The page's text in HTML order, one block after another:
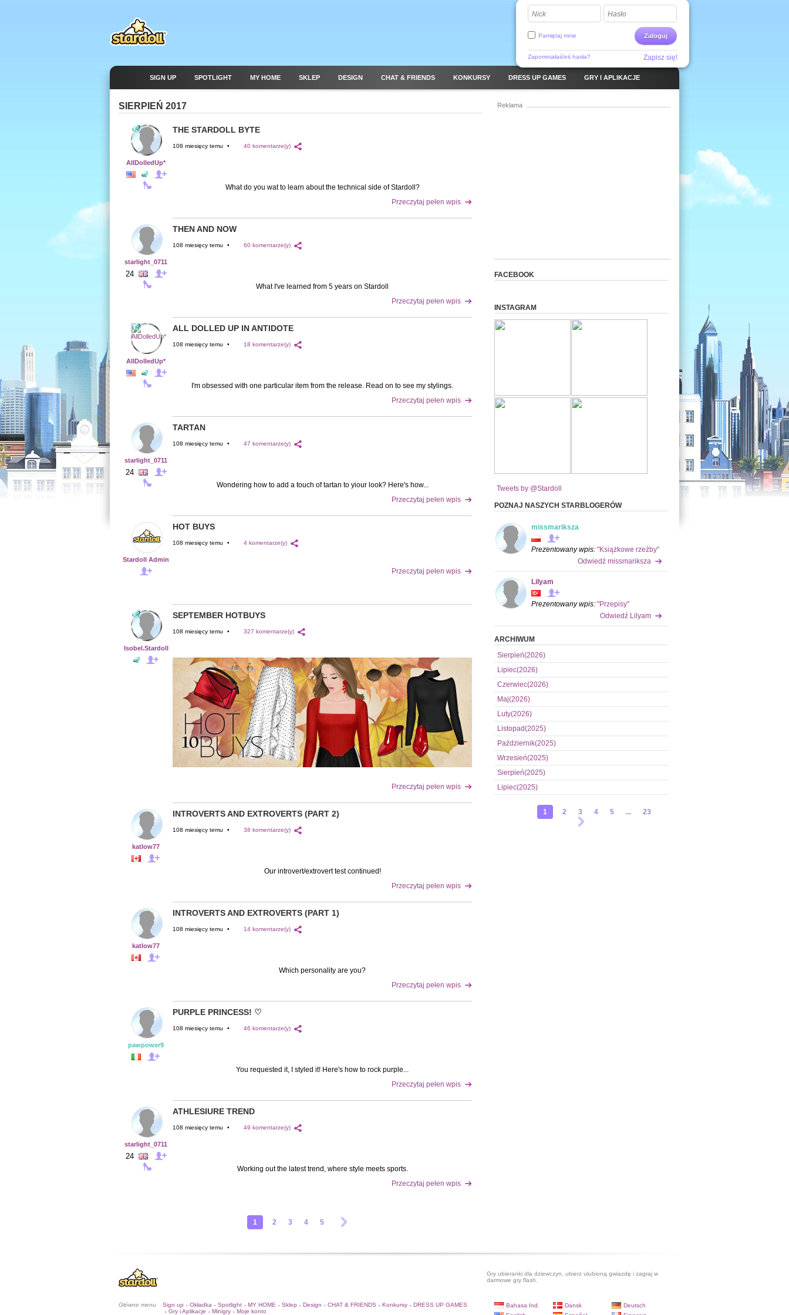
Nick Hasło
Zaloguj
Pamiętaj mnie
Zapomniałaś/eś hasła? Zapisz się!
SIGN UP SPOTLIGHT MY HOME SKLEP DESIGN CHAT & FRIENDS KONKURSY DRESS UP GAMES GRY I APLIKACJE
SIERPIEŃ 2017
AllDolledUp*
THE STARDOLL BYTE
108 miesięcy temu • 40 komentarze(y)
What do you wat to learn about the technical side of Stardoll?
Przeczytaj pełen wpis
starlight_0711
24
THEN AND NOW
108 miesięcy temu • 60 komentarze(y)
What I've learned from 5 years on Stardoll
Przeczytaj pełen wpis
AllDolledUp*
ALL DOLLED UP IN ANTIDOTE
108 miesięcy temu • 18 komentarze(y)
I'm obsessed with one particular item from the release. Read on to see my stylings.
Przeczytaj pełen wpis
starlight_0711
24
TARTAN
108 miesięcy temu • 47 komentarze(y)
Wondering how to add a touch of tartan to yiour look? Here's how...
Przeczytaj pełen wpis
Stardoll Admin
HOT BUYS
108 miesięcy temu • 4 komentarze(y)
Przeczytaj pełen wpis
Isobel.Stardoll
SEPTEMBER HOTBUYS
108 miesięcy temu • 327 komentarze(y)
Przeczytaj pełen wpis
katlow77
INTROVERTS AND EXTROVERTS (PART 2)
108 miesięcy temu • 38 komentarze(y)
Our introvert/extrovert test continued!
Przeczytaj pełen wpis
katlow77
INTROVERTS AND EXTROVERTS (PART 1)
108 miesięcy temu • 14 komentarze(y)
Which personality are you?
Przeczytaj pełen wpis
pawpower9
PURPLE PRINCESS! ♡
108 miesięcy temu • 46 komentarze(y)
You requested it, I styled it! Here's how to rock purple...
Przeczytaj pełen wpis
starlight_0711
24
ATHLESIURE TREND
108 miesięcy temu • 49 komentarze(y)
Working out the latest trend, where style meets sports.
Przeczytaj pełen wpis
1 2 3 4 5
Reklama
FACEBOOK
INSTAGRAM
Tweets by @Stardoll
POZNAJ NASZYCH STARBLOGERÓW
missmariksza
Prezentowany wpis: "Książkowe rzeźby"
Odwiedź missmariksza
Lilyam
Prezentowany wpis: "Przepisy"
Odwiedź Lilyam
ARCHIWUM
Sierpień(2026)
Lipiec(2026)
Czerwiec(2026)
Maj(2026)
Luty(2026)
Listopad(2025)
Październik(2025)
Wrzesień(2025)
Sierpień(2025)
Lipiec(2025)
1 2 3 4 5 ... 23
Gry ubieranki dla dziewczyn, ubierz ulubioną gwiazdę i zagraj w
darmowe gry flash.
Główne menu Sign up • Okładka • Spotlight • MY HOME • Sklep • Design • CHAT & FRIENDS • Konkursy • DRESS UP GAMES
• Gry i Aplikacje • Minigry • Moje konto
Bahasa Ind. Dansk
Deutsch